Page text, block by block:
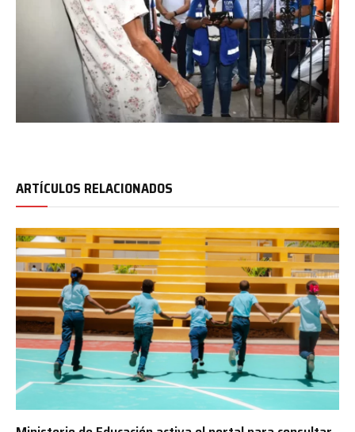
ARTÍCULOS RELACIONADOS